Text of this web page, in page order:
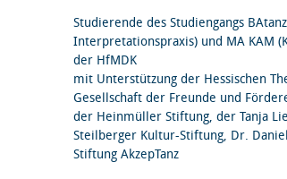
Studierende des Studiengangs
Interpretationspraxis) und MA KAM
der HfMDK
mit Unterstützung der Hessischen
Gesellschaft der Freunde und
der Heinmüller Stiftung, der Tanja
Steilberger Kultur-Stiftung, Dr.
Stiftung AkzepTanz